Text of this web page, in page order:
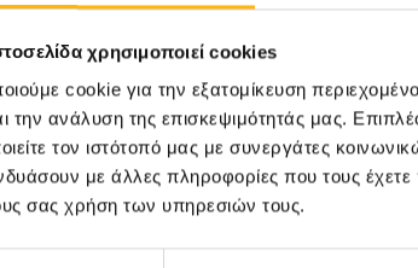
χρησιμοποιεί cookies
cookie για την εξατομίκευση
την ανάλυση της επισκεψιμότητάς μας.
τον ιστότοπό μας με συνεργάτες
με άλλες πληροφορίες που τους
σας χρήση των υπηρεσιών τους.
Μάθετε
ΓΕΝΙΚΗ ΚΛΙΝΙΚΗ
Ρομποτική
το μέλλον